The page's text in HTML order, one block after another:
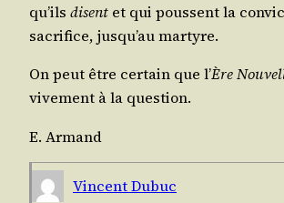
qu’ils disent et qui poussent la
sacri­fice, jus­qu’au martyre.
On peut être cer­tain que l’Ère
vive­ment à la question.
E. Armand
Vincent Dubuc